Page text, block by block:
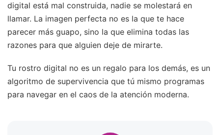
digital está mal construida, nadie se molestará en
llamar. La imagen perfecta no es la que te hace
parecer más guapo, sino la que elimina todas las
razones para que alguien deje de mirarte.
Tu rostro digital no es un regalo para los demás, es un
algoritmo de supervivencia que tú mismo programas
para navegar en el caos de la atención moderna.